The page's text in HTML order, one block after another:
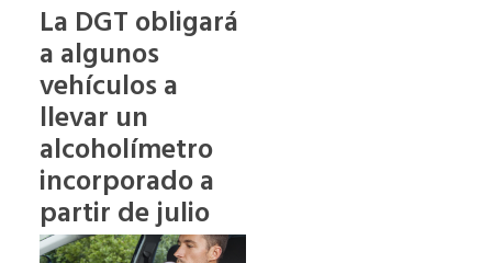
La DGT obligará
a algunos
vehículos a
llevar un
alcoholímetro
incorporado a
partir de julio